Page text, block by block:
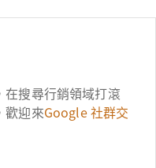
搜尋行銷領域打滾
歡迎來Google 社群交